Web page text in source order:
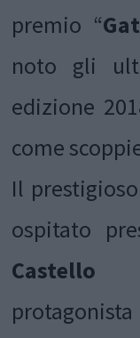
premio “
noto gli
edizione
come
Il
ospitato